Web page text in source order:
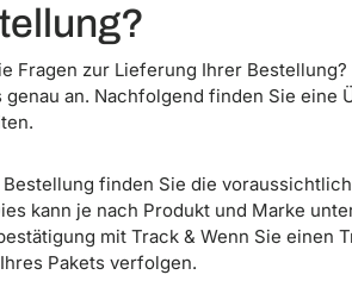
Fragen zur Lieferung Ihrer
genau an. Nachfolgend finden Sie
Bestellung finden Sie die
kann je nach Produkt und Marke
mit Track & Wenn Sie einen
Pakets verfolgen.